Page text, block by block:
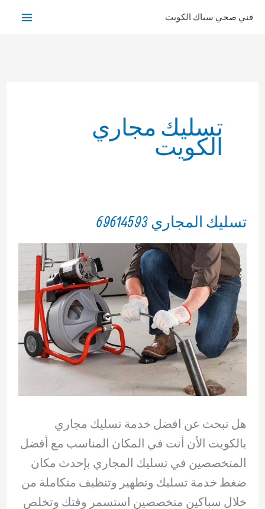
فني صحي سباك الكويت
تسليك مجاري
الكويت
تسليك المجاري 69614593
هل تبحث عن افضل خدمة تسليك مجاري
بالكويت الأن أنت في المكان المناسب مع أفضل
المتخصصين في تسليك المجاري بإحدث مكان
ضغط خدمة تسليك وتطهير وتنظيف متكاملة من
خلال سباكين متخصصين استسمر وقتك وتخلص